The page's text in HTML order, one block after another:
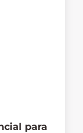
para